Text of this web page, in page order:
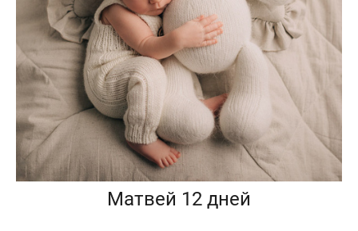
Матвей 12 дней